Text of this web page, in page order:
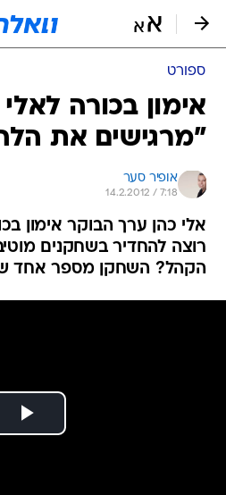
ספורט
אימון בכורה
"מרגישים את
אופיר סער
14.2.2012 / 7:18
אלי כהן ערך הבוקר אימון
רוצה להחדיר בשחקנים
הקהל? השחקן מספר אחד